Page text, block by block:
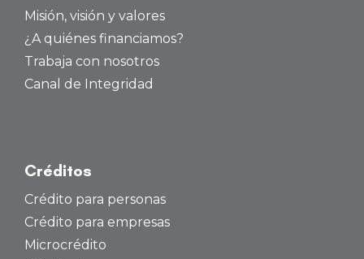
Misión, visión y valores
¿A quiénes financiamos?
Trabaja con nosotros
Canal de Integridad
Créditos
Crédito para personas
Crédito para empresas
Microcrédito